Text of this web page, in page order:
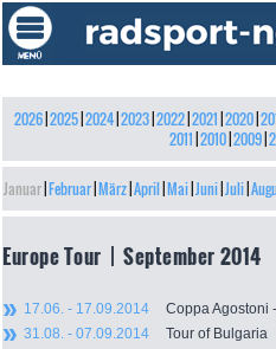
2026| 2025| 2024| 2023| 2022| 2021 2020|
2011 2010| 2009|
Januar Februar März April Mai Juni Juli
Europe Tour | September 2014
17.06. - 17.09.2014 Coppa
31.08. - 07.09.2014
Tour of Bulgaria